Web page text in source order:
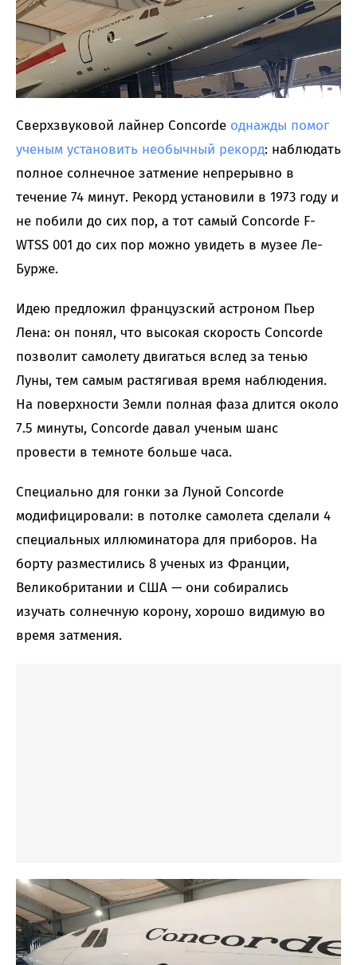
Сверхзвуковой лайнер Concorde однажды помог
ученым установить необычный рекорд: наблюдать
полное солнечное затмение непрерывно в
течение 74 минут. Рекорд установили в 1973 году и
не побили до сих пор, а тот самый Concorde F-
WTSS 001 до сих пор можно увидеть в музее Ле-
Бурже.
Идею предложил французский астроном Пьер
Лена: он понял, что высокая скорость Concorde
позволит самолету двигаться вслед за тенью
Луны, тем самым растягивая время наблюдения.
На поверхности Земли полная фаза длится около
7.5 минуты, Concorde давал ученым шанс
провести в темноте больше часа.
Специально для гонки за Луной Concorde
модифицировали: в потолке самолета сделали 4
специальных иллюминатора для приборов. На
борту разместились 8 ученых из Франции,
Великобритании и США — они собирались
изучать солнечную корону, хорошо видимую во
время затмения.